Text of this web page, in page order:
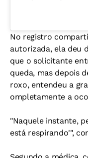
No registro
autorizada, ela deu
que o solicitante
queda, mas depois
roxo, entendeu a
ompletamente a
"Naquele instante,
está respirando'",